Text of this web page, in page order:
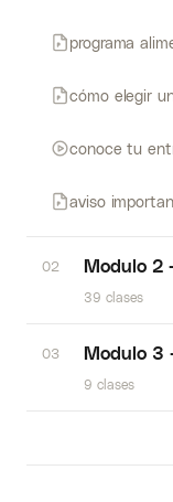
programa
cómo elegir
conoce tu
aviso
02 Modulo 2
39 clases
03 Modulo 3
9 clases